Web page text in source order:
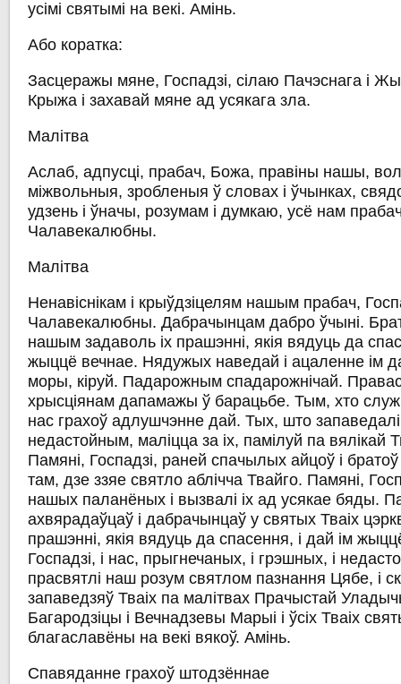
усімі святымі на векі. Амінь.
Або коратка:
Засцеражы мяне, Госпадзі, сілаю Пачэснага і
Крыжа і захавай мяне ад усякага зла.
Малітва
Аслаб, адпусці, прабач, Божа, правіны нашы,
міжвольныя, зробленыя ў словах і ўчынках,
удзень і ўначы, розумам і думкаю, усё нам
Чалавекалюбны.
Малітва
Ненавіснікам і крыўдзіцелям нашым прабач,
Чалавекалюбны. Дабрачынцам дабро ўчыні.
нашым задаволь іх прашэнні, якія вядуць да
жыццё вечнае. Нядужых наведай і ацаленне ім
моры, кіруй. Падарожным спадарожнічай.
хрысціянам дапамажы ў барацьбе. Тым, хто
нас грахоў адлушчэнне дай. Тых, што
недастойным, маліцца за іх, памілуй па вялікай
Памяні, Госпадзі, раней спачылых айцоў і
там, дзе ззяе святло аблічча Твайго. Памяні,
нашых паланёных і вызвалі іх ад усякае бяды.
ахвярадаўцаў і дабрачынцаў у святых Тваіх
прашэнні, якія вядуць да спасення, і дай ім
Госпадзі, і нас, прыгнечаных, і грэшных, і
прасвятлі наш розум святлом пазнання Цябе, і
запаведзяў Тваіх па малітвах Прачыстай
Багародзіцы і Вечнадзевы Марыі і ўсіх Тваіх
благаславёны на векі вякоў. Амінь.
Спавяданне грахоў штодзённае